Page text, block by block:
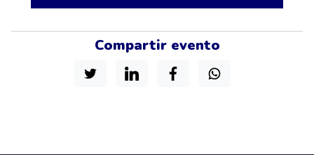
Compartir evento